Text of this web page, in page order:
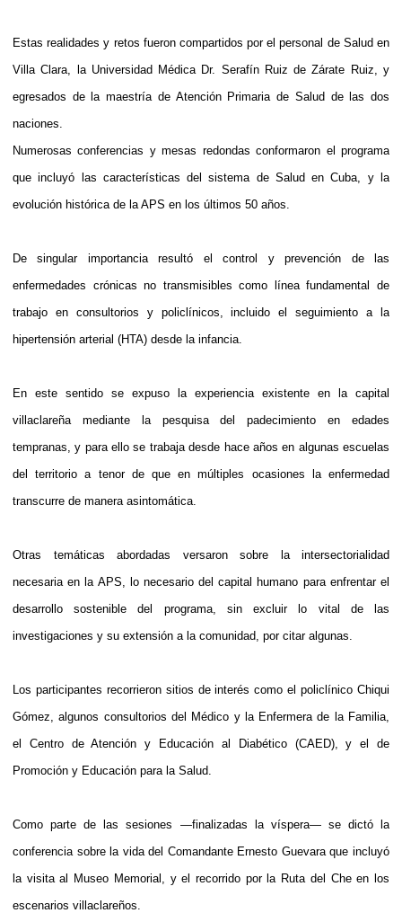
Estas realidades y retos fueron compartidos por el personal de Salud en
Villa Clara, la Universidad Médica Dr. Serafín Ruiz de Zárate Ruiz, y
egresados de la maestría de Atención Primaria de Salud de las dos
naciones.
Numerosas conferencias y mesas redondas conformaron el programa
que incluyó las características del sistema de Salud en Cuba, y la
evolución histórica de la APS en los últimos 50 años.
De singular importancia resultó el control y prevención de las
enfermedades crónicas no transmisibles como línea fundamental de
trabajo en consultorios y policlínicos, incluido el seguimiento a la
hipertensión arterial (HTA) desde la infancia.
En este sentido se expuso la experiencia existente en la capital
villaclareña mediante la pesquisa del padecimiento en edades
tempranas, y para ello se trabaja desde hace años en algunas escuelas
del territorio a tenor de que en múltiples ocasiones la enfermedad
transcurre de manera asintomática.
Otras temáticas abordadas versaron sobre la intersectorialidad
necesaria en la APS, lo necesario del capital humano para enfrentar el
desarrollo sostenible del programa, sin excluir lo vital de las
investigaciones y su extensión a la comunidad, por citar algunas.
Los participantes recorrieron sitios de interés como el policlínico Chiqui
Gómez, algunos consultorios del Médico y la Enfermera de la Familia,
el Centro de Atención y Educación al Diabético (CAED), y el de
Promoción y Educación para la Salud.
Como parte de las sesiones —finalizadas la víspera— se dictó la
conferencia sobre la vida del Comandante Ernesto Guevara que incluyó
la visita al Museo Memorial, y el recorrido por la Ruta del Che en los
escenarios villaclareños.